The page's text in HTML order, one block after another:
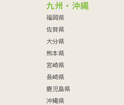
九州・沖縄
福岡県
佐賀県
大分県
熊本県
宮崎県
長崎県
鹿児島県
沖縄県